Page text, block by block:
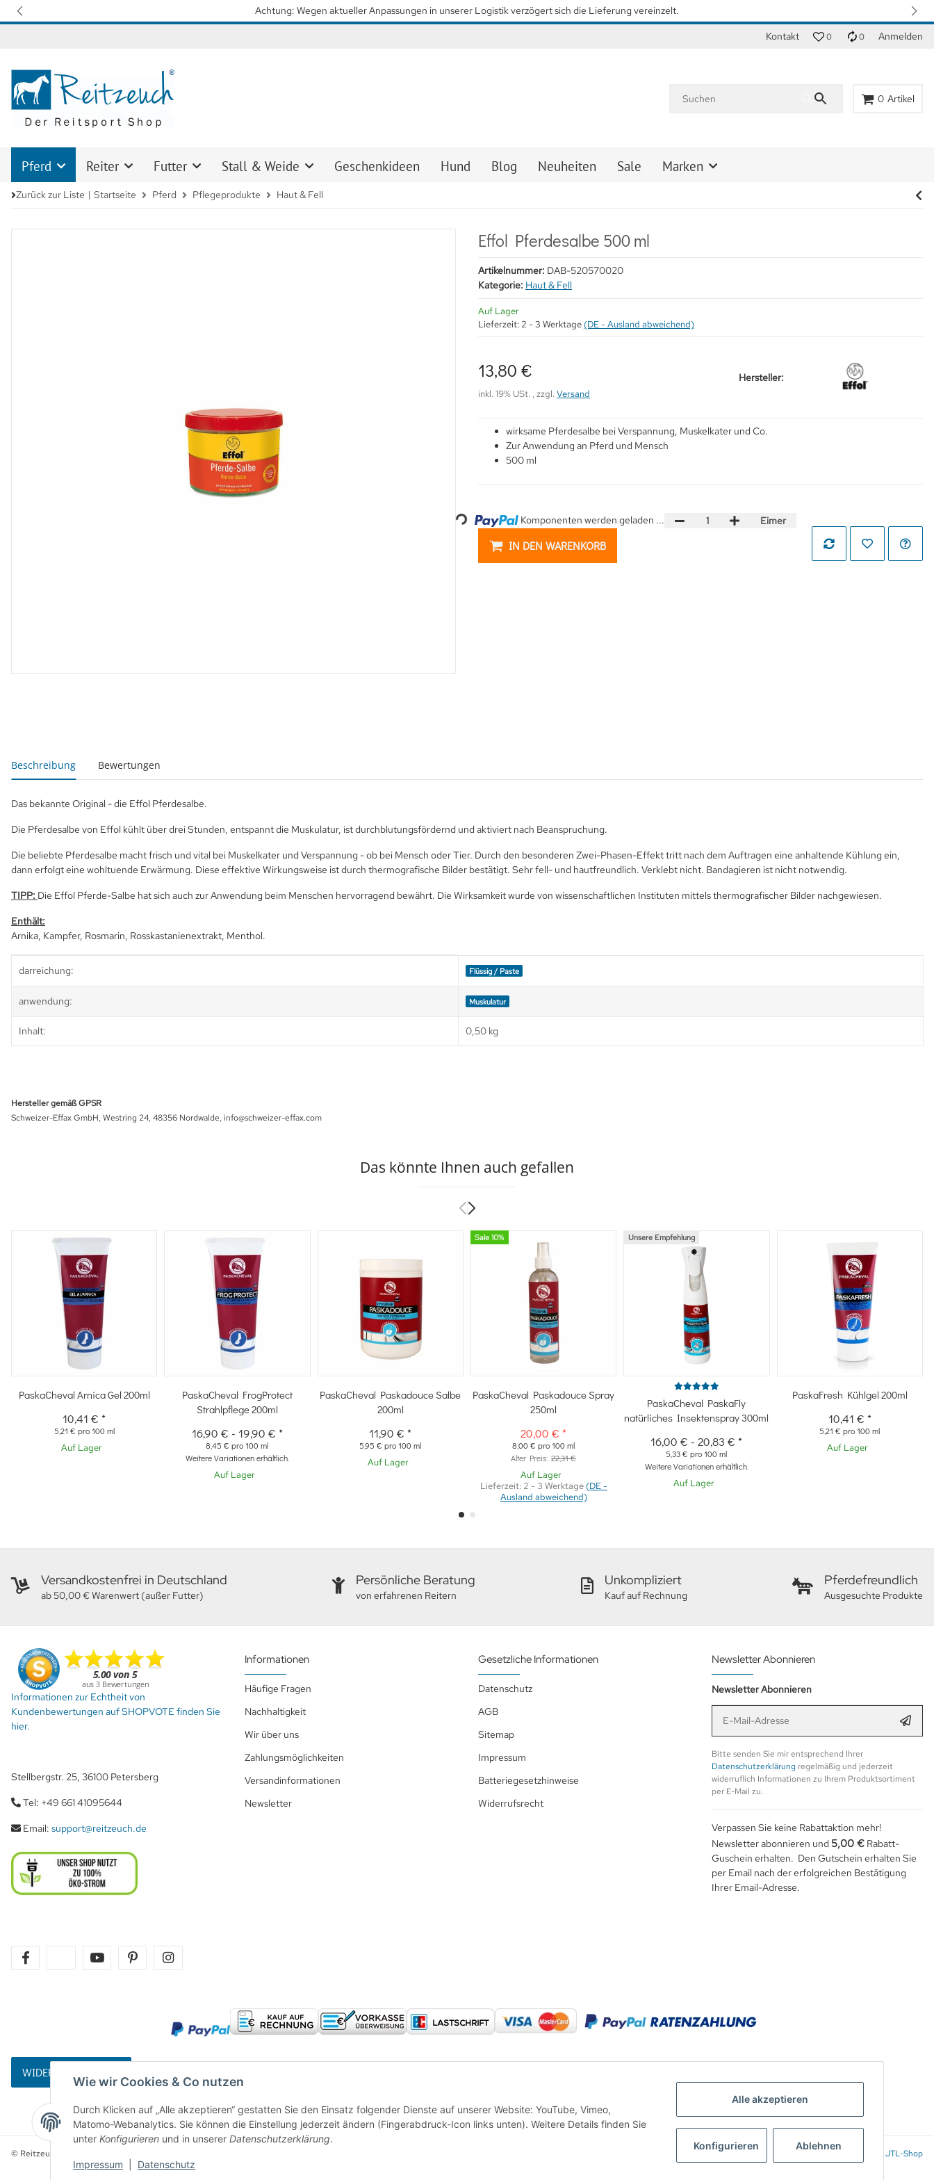
Wie wir Cookies & Co nutzen
Durch Klicken auf „Alle akzeptieren“ gestatten Sie den Einsatz folgender Dienste auf unserer Website: YouTube, Vimeo,
Matomo-Webanalytics. Sie können die Einstellung jederzeit ändern (Fingerabdruck-Icon links unten). Weitere Details finden Sie
unter Konfigurieren und in unserer Datenschutzerklärung.
Impressum Datenschutz
Alle akzeptieren
Konfigurieren Ablehnen
Wir arbeiten mit Hochdruck daran, so schnell wie möglich wieder unsere gewohnten Lieferzeiten zu erreichen. Vielen Dank für Ihr Verständnis.
Kontakt 0 0 Anmelden
0 Artikel
Pferd Reiter Futter Stall & Weide Geschenkideen Hund Blog Neuheiten Sale Marken
Zurück zur Liste Startseite Pferd Pflegeprodukte Haut & Fell
Effol Pferdesalbe 500 ml
Artikelnummer: DAB-520570020
Kategorie: Haut & Fell
Auf Lager
Lieferzeit: 2 - 3 Werktage (DE - Ausland abweichend)
13,80 €
inkl. 19% USt. , zzgl.Versand
Hersteller:
wirksame Pferdesalbe bei Verspannung, Muskelkater und Co.
Zur Anwendung an Pferd und Mensch
500 ml
Eimer
IN DEN WARENKORB
Loading... Komponenten werden geladen ...
Beschreibung Bewertungen
Das bekannte Original - die Effol Pferdesalbe.
Die Pferdesalbe von Effol kühlt über drei Stunden, entspannt die Muskulatur, ist durchblutungsfördernd und aktiviert nach Beanspruchung.
Die beliebte Pferdesalbe macht frisch und vital bei Muskelkater und Verspannung - ob bei Mensch oder Tier. Durch den besonderen Zwei-Phasen-Effekt tritt nach dem Auftragen eine anhaltende Kühlung ein,
dann erfolgt eine wohltuende Erwärmung. Diese effektive Wirkungsweise ist durch thermografische Bilder bestätigt. Sehr fell- und hautfreundlich. Verklebt nicht. Bandagieren ist nicht notwendig.
TIPP: Die Effol Pferde-Salbe hat sich auch zur Anwendung beim Menschen hervorragend bewährt. Die Wirksamkeit wurde von wissenschaftlichen Instituten mittels thermografischer Bilder nachgewiesen.
Enthält:
Arnika, Kampfer, Rosmarin, Rosskastanienextrakt, Menthol.
Produkteigenschaft
Wert
darreichung: Flüssig / Paste
anwendung: Muskulatur
Inhalt: 0,50 kg
Hersteller gemäß GPSR
Schweizer-Effax GmbH, Westring 24, 48356 Nordwalde, info@schweizer-effax.com
Das könnte Ihnen auch gefallen
PaskaCheval Arnica Gel 200ml
10,41 €*
5,21 € pro 100 ml
Auf Lager
PaskaCheval FrogProtect
Strahlpflege 200ml
16,90 € - 19,90 € *
8,45 € pro 100 ml
Weitere Variationen erhältlich.
Auf Lager
PaskaCheval Paskadouce Salbe
200ml
11,90 €*
5,95 € pro 100 ml
Auf Lager
Sale 10%
PaskaCheval Paskadouce Spray
250ml
20,00 €*
8,00 € pro 100 ml
Alter Preis:22,31 €
Auf Lager
Lieferzeit: 2 - 3 Werktage (DE -
Ausland abweichend)
Unsere Empfehlung
PaskaCheval PaskaFly
natürliches Insektenspray 300ml
16,00 € -20,83 €*
5,33 € pro 100 ml
Weitere Variationen erhältlich.
Auf Lager
PaskaFresh Kühlgel 200ml
10,41 € *
5,21 € pro 100 ml
Auf Lager
Versandkostenfrei in Deutschland
ab 50,00 € Warenwert (außer Futter)
Persönliche Beratung
von erfahrenen Reitern
Unkompliziert
Kauf auf Rechnung
Pferdefreundlich
Ausgesuchte Produkte
Informationen zur Echtheit von
Kundenbewertungen auf SHOPVOTE finden Sie
hier.
Stellbergstr. 25, 36100 Petersberg
Tel: +49 661 41095644
Email: support@reitzeuch.de
twitter youtube pinterest
Informationen
Häufige Fragen
Nachhaltigkeit
Wir über uns
Zahlungsmöglichkeiten
Versandinformationen
Newsletter
Gesetzliche Informationen
Datenschutz
AGB
Sitemap
Impressum
Batteriegesetzhinweise
Widerrufsrecht
Newsletter Abonnieren
Newsletter Abonnieren
Bitte senden Sie mir entsprechend Ihrer
Datenschutzerklärung regelmäßig und jederzeit
widerruflich Informationen zu Ihrem Produktsortiment
per E-Mail zu.
Verpassen Sie keine Rabattaktion mehr!
Newsletter abonnieren und 5,00 € Rabatt-
Guschein erhalten. Den Gutschein erhalten Sie
per Email nach der erfolgreichen Bestätigung
Ihrer Email-Adresse.
WIDERRUFSBUTTON
* Alle Preise inkl. gesetzlicher USt., zzgl.Versand
© Reitzeuch JTL-Shop